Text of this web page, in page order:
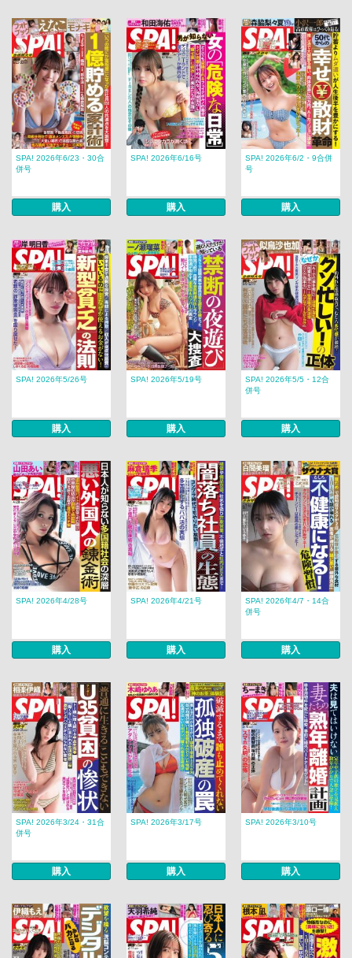
SPA! 2026年6/23・30合
併号
購入
SPA! 2026年6/16号
購入
SPA! 2026年6/2・9合併
号
購入
SPA! 2026年5/26号
購入
SPA! 2026年5/19号
購入
SPA! 2026年5/5・12合
併号
購入
SPA! 2026年4/28号
購入
SPA! 2026年4/21号
購入
SPA! 2026年4/7・14合
併号
購入
SPA! 2026年3/24・31合
併号
購入
SPA! 2026年3/17号
購入
SPA! 2026年3/10号
購入